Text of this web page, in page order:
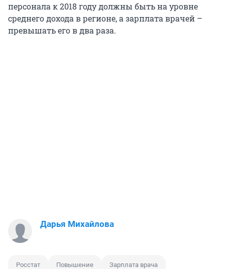
персонала к 2018 году должны быть на уровне
среднего дохода в регионе, а зарплата врачей –
превышать его в два раза.
Дарья Михайлова
Росстат Повышение Зарплата врача